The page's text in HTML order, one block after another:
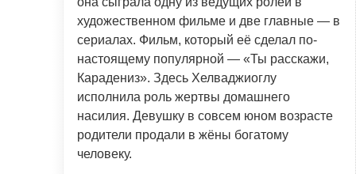
художественном фильме и две главные — в
сериалах. Фильм, который её сделал по-
настоящему популярной — «Ты расскажи,
Карадениз». Здесь Хелваджиоглу
исполнила роль жертвы домашнего
насилия. Девушку в совсем юном возрасте
родители продали в жёны богатому
человеку.